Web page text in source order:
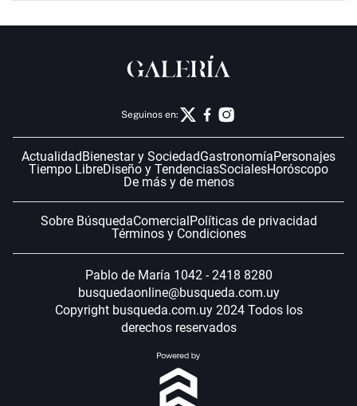
Seguinos en:
Actualidad Bienestar y SociedadGastronomíaPersonajes
Tiempo LibreDiseño y TendenciasSocialesHoróscopo
De más y de menos
Sobre BúsquedaComercial Políticas de privacidad
Términos y Condiciones
Pablo de María 1042 - 2418 8280
busquedaonline@busqueda.com.uy
Copyright busqueda.com.uy 2024 Todos los
derechos reservados